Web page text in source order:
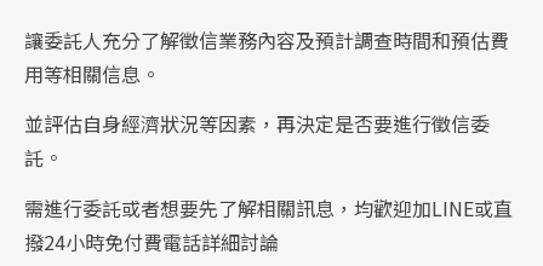
讓委託人充分了解徵信業務內容及預計調查時間和預估費
用等相關信息。
並評估自身經濟狀況等因素，再決定是否要進行徵信委
託。
需進行委託或者想要先了解相關訊息，均歡迎加LINE或直
撥24小時免付費電話詳細討論